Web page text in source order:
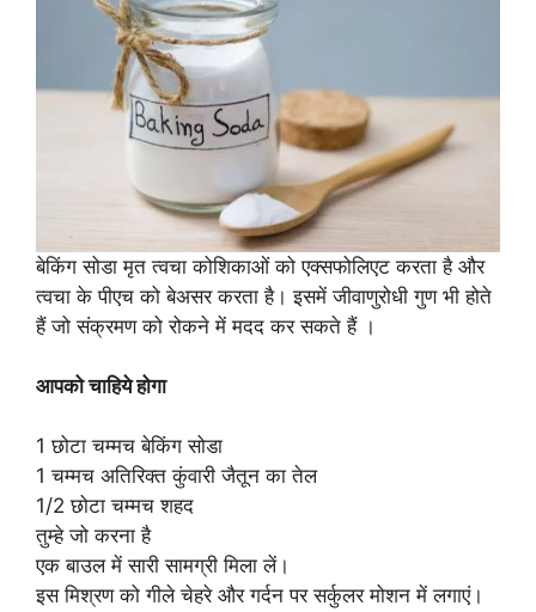
बेकिंग सोडा मृत त्वचा कोशिकाओं को एक्सफोलिएट करता है और
त्वचा के पीएच को बेअसर करता है। इसमें जीवाणुरोधी गुण भी होते
हैं जो संक्रमण को रोकने में मदद कर सकते हैं ।
आपको चाहिये होगा
1 छोटा चम्मच बेकिंग सोडा
1 चम्मच अतिरिक्त कुंवारी जैतून का तेल
1/2 छोटा चम्मच शहद
तुम्हे जो करना है
एक बाउल में सारी सामग्री मिला लें।
इस मिश्रण को गीले चेहरे और गर्दन पर सर्कुलर मोशन में लगाएं।